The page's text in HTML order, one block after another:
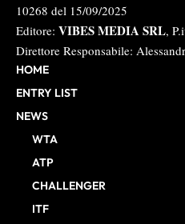
10268 del 15/09/2025
Editore: VIBES MEDIA SRL,
Direttore Responsabile:
HOME
ENTRY LIST
NEWS
WTA
ATP
CHALLENGER
ITF